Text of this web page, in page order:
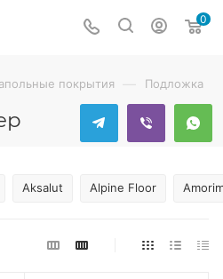
0
покрытия — Подложка
Aksalut Alpine Floor